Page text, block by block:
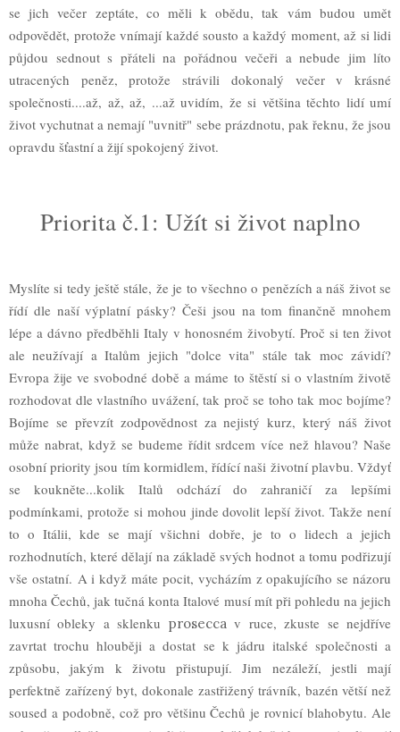
se jich večer zeptáte, co měli k obědu, tak vám budou umět
odpovědět, protože vnímají každé sousto a každý moment, až si lidi
půjdou sednout s přáteli na pořádnou večeři a nebude jim líto
utracených peněz, protože strávili dokonalý večer v krásné
společnosti....až, až, až, ...až uvidím, že si většina těchto lidí umí
život vychutnat a nemají "uvnitř" sebe prázdnotu, pak řeknu, že jsou
opravdu šťastní a žijí spokojený život.
Priorita č.1: Užít si život naplno
Myslíte si tedy ještě stále, že je to všechno o penězích a náš život se
řídí dle naší výplatní pásky? Češi jsou na tom finančně mnohem
lépe a dávno předběhli Italy v honosném živobytí. Proč si ten život
ale neužívají a Italům jejich "dolce vita" stále tak moc závidí?
Evropa žije ve svobodné době a máme to štěstí si o vlastním životě
rozhodovat dle vlastního uvážení, tak proč se toho tak moc bojíme?
Bojíme se převzít zodpovědnost za nejistý kurz, který náš život
může nabrat, když se budeme řídit srdcem více než hlavou? Naše
osobní priority jsou tím kormidlem, řídící naši životní plavbu. Vždyť
se koukněte...kolik Italů odchází do zahraničí za lepšími
podmínkami, protože si mohou jinde dovolit lepší život. Takže není
to o Itálii, kde se mají všichni dobře, je to o lidech a jejich
rozhodnutích, které dělají na základě svých hodnot a tomu podřizují
vše ostatní. A i když máte pocit, vycházím z opakujícího se názoru
mnoha Čechů, jak tučná konta Italové musí mít při pohledu na jejich
luxusní obleky a sklenku prosecca v ruce, zkuste se nejdříve
zavrtat trochu hlouběji a dostat se k jádru italské společnosti a
způsobu, jakým k životu přistupují. Jim nezáleží, jestli mají
perfektně zařízený byt, dokonale zastřižený trávník, bazén větší než
soused a podobně, což pro většinu Čechů je rovnicí blahobytu. Ale